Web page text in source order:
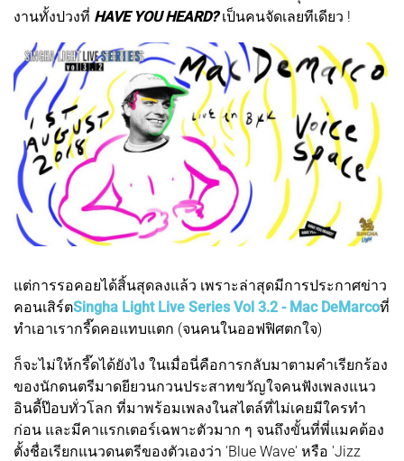
งานทั้งปวงที่ HAVE YOU HEARD?เป็นคนจัดเลยทีเดียว !
แต่การรอคอยได้สิ้นสุดลงแล้ว เพราะล่าสุดมีการประกาศข่าว
คอนเสิร์ตSingha Light Live Series Vol 3.2 - Mac DeMarcoที่
ทำเอาเรากรี๊ดคอแทบแตก (จนคนในออฟฟิศตกใจ)
ก็จะไม่ให้กรี๊ดได้ยังไง ในเมื่อนี่คือการกลับมาตามคำเรียกร้อง
ของนักดนตรีมาดยียวนกวนประสาทขวัญใจคนฟังเพลงแนว
อินดี้ป๊อบทั่วโลก ที่มาพร้อมเพลงในสไตล์ที่ไม่เคยมีใครทำ
ก่อน และมีคาแรกเตอร์เฉพาะตัวมาก ๆ จนถึงขั้นที่พี่แมคต้อง
ตั้งชื่อเรียกแนวดนตรีของตัวเองว่า 'Blue Wave' หรือ 'Jizz